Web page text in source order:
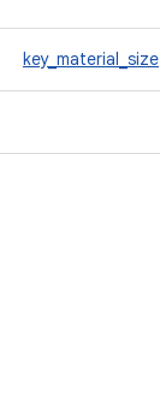
key_material_size